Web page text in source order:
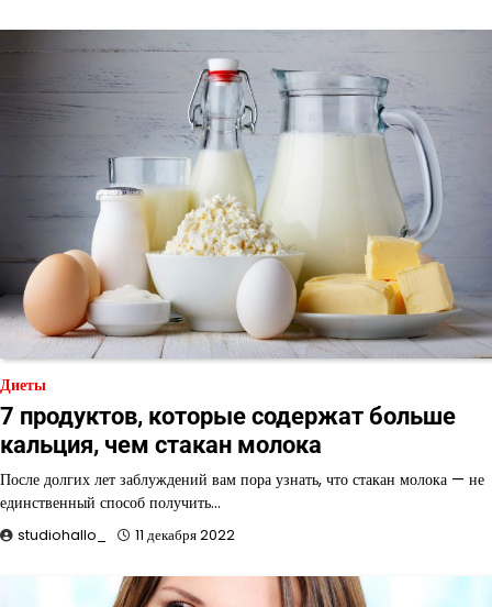
Диеты
7 продуктов, которые содержат больше
кальция, чем стакан молока
После долгих лет заблуждений вам пора узнать, что стакан молока — не
единственный способ получить…
studiohallo_ 11 декабря 2022